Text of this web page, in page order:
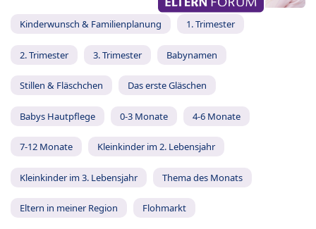
Kinderwunsch & Familienplanung 1. Trimester
2. Trimester 3. Trimester Babynamen
Stillen & Fläschchen Das erste Gläschen
Babys Hautpflege 0-3 Monate 4-6 Monate
7-12 Monate Kleinkinder im 2. Lebensjahr
Kleinkinder im 3. Lebensjahr Thema des Monats
Eltern in meiner Region Flohmarkt